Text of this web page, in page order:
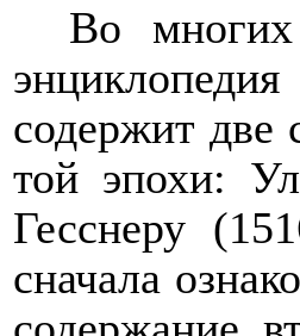
Во многих
содержит две
той эпохи:
Гесснеру
сначала